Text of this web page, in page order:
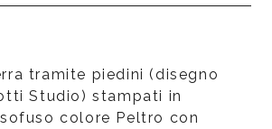
tramite piedini (disegno
Studio) stampati in
colore Peltro con